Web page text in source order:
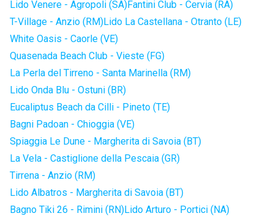
Lido Venere - Agropoli (SA)Fantini Club - Cervia (RA)
T-Village - Anzio (RM)Lido La Castellana - Otranto (LE)
White Oasis - Caorle (VE)
Quasenada Beach Club - Vieste (FG)
La Perla del Tirreno - Santa Marinella (RM)
Lido Onda Blu - Ostuni (BR)
Eucaliptus Beach da Cilli - Pineto (TE)
Bagni Padoan - Chioggia (VE)
Spiaggia Le Dune - Margherita di Savoia (BT)
La Vela - Castiglione della Pescaia (GR)
Tirrena - Anzio (RM)
Lido Albatros - Margherita di Savoia (BT)
Bagno Tiki 26 - Rimini (RN)Lido Arturo - Portici (NA)